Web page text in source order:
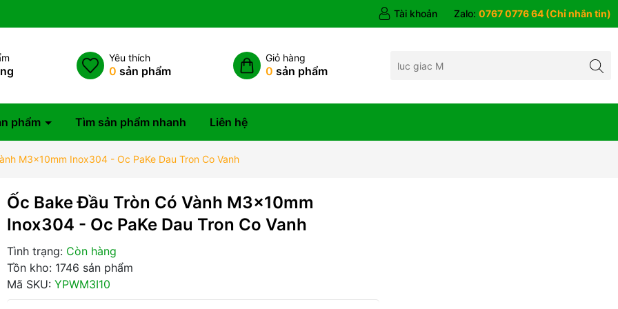
Tài khoản Zalo: 0767 0776 64 (Chỉ nhắn tin)
Yêu thích
0 sản phẩm
Giỏ hàng
0 sản phẩm
phẩm Tìm sản phẩm nhanh Liên hệ
M3x10mm Inox304 - Oc PaKe Dau Tron Co Vanh
Ốc Bake Đầu Tròn Có Vành M3x10mm
Inox304 - Oc PaKe Dau Tron Co Vanh
Tình trạng: Còn hàng
Tồn kho: 1746 sản phẩm
Mã SKU: YPWM3I10